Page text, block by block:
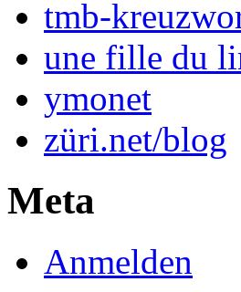
tmb-
une fille du
ymonet
züri.net/blog
Meta
Anmelden